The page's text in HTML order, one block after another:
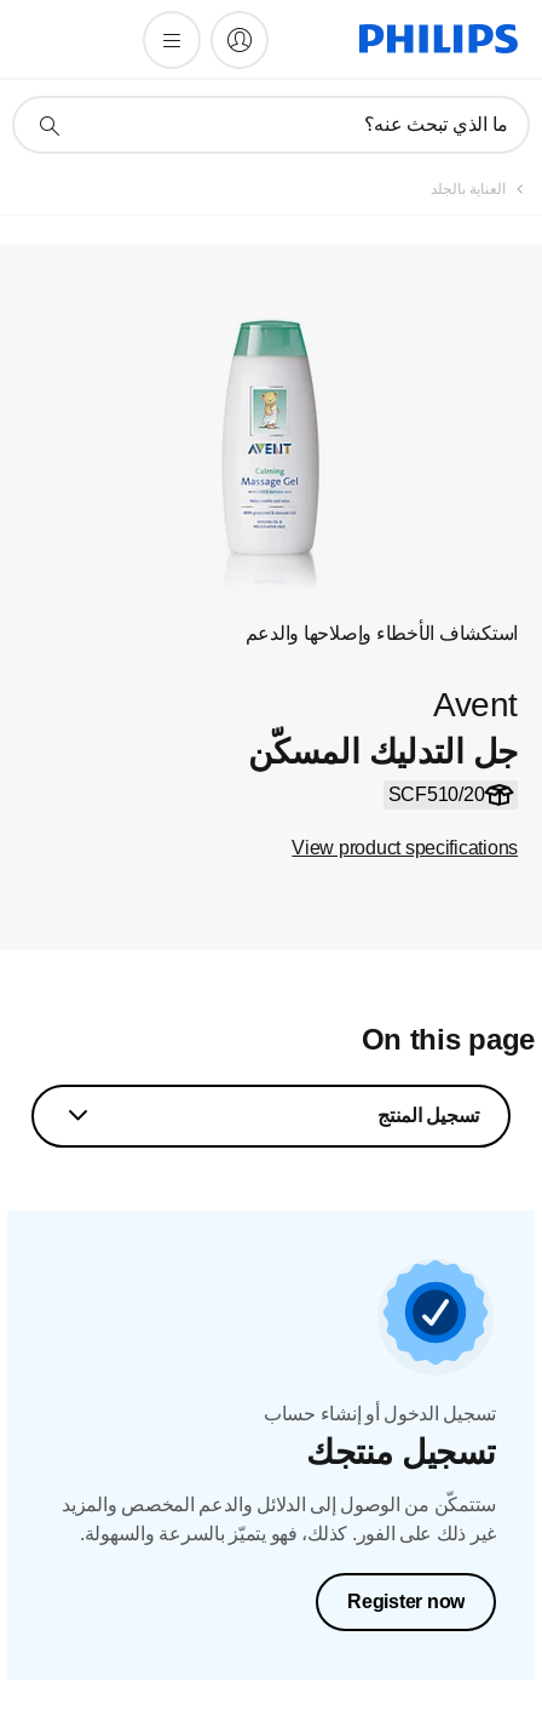
دعم
ما الذي تبحث عنه؟
العناية بالجلد
استكشاف الأخطاء وإصلاحها والدعم
Avent
جل التدليك المسكّن
SCF510/20
View product specifications
On this
تسجيل المنتج
تسجيل الدخول أو إنشاء حساب
تسجيل منتجك
ستتمكّن من الوصول إلى الدلائل والدعم المخصص والمزيد
غير ذلك على الفور. كذلك، فهو يتميّز بالسرعة والسهولة.
Register now